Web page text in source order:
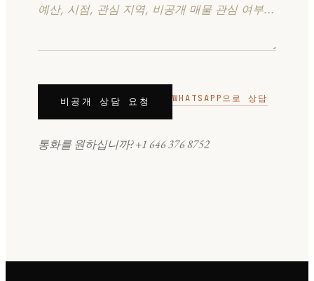
비공개 상담 요청 WHATSAPP으로 상담
통화를 원하십니까?+1 646 376 8752